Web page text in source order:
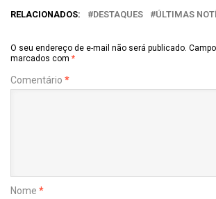
RELACIONADOS: DESTAQUES ÚLTIMAS
O seu endereço de e-mail não será publicado.
marcados com *
Comentário *
Nome *